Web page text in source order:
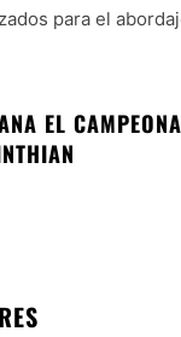
para el
EL